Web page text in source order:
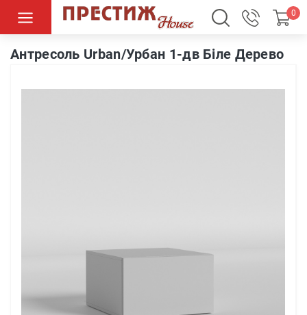
0
Антресоль Urban/Урбан 1-дв Біле Дерево
Антресоль Urban/Урбан 1-дв Біле Дерево